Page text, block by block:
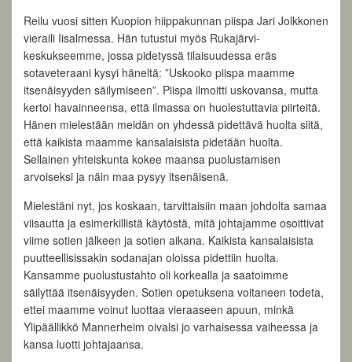
Reilu vuosi sitten Kuopion hiippakunnan piispa Jari Jolkkonen
vieraili Iisalmessa. Hän tutustui myös Rukajärvi-
keskukseemme, jossa pidetyssä tilaisuudessa eräs
sotaveteraani kysyi häneltä: ”Uskooko piispa maamme
itsenäisyyden säilymiseen”. Piispa ilmoitti uskovansa, mutta
kertoi havainneensa, että ilmassa on huolestuttavia piirteitä.
Hänen mielestään meidän on yhdessä pidettävä huolta siitä,
että kaikista maamme kansalaisista pidetään huolta.
Sellainen yhteiskunta kokee maansa puolustamisen
arvoiseksi ja näin maa pysyy itsenäisenä.
Mielestäni nyt, jos koskaan, tarvittaisiin maan johdolta samaa
viisautta ja esimerkillistä käytöstä, mitä johtajamme osoittivat
viime sotien jälkeen ja sotien aikana. Kaikista kansalaisista
puutteellisissakin sodanajan oloissa pidettiin huolta.
Kansamme puolustustahto oli korkealla ja saatoimme
säilyttää itsenäisyyden. Sotien opetuksena voitaneen todeta,
ettei maamme voinut luottaa vieraaseen apuun, minkä
Ylipäällikkö Mannerheim oivalsi jo varhaisessa vaiheessa ja
kansa luotti johtajaansa.